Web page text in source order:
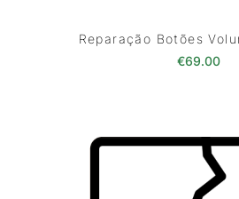
Reparação Botões
€69.00